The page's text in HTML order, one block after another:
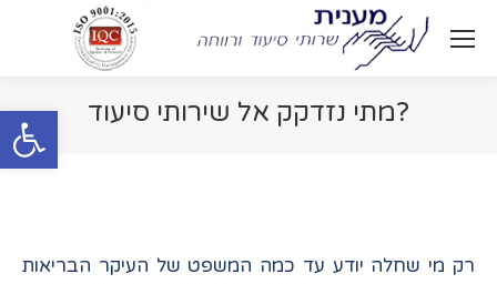
Open toolbar מתי נזדקק אל שירותי סיעוד?
רק מי שחלה יודע עד כמה המשפט של העיקר הבריאות